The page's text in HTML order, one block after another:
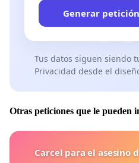
Generar petición
Tus datos siguen siendo
Privacidad desde el
Otras peticiones que le pueden
Carcel para el asesino